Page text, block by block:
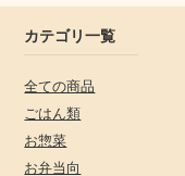
カテゴリ一覧
全ての商品
ごはん類
お惣菜
お弁当向